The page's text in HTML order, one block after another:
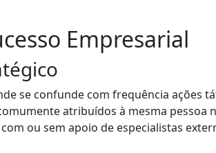
Empresarial
se confunde com frequência ações
atribuídos à mesma pessoa
ou sem apoio de especialistas